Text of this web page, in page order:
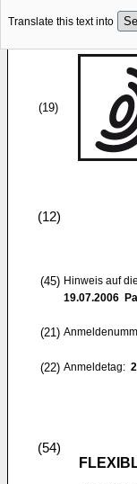
Translate this text into
(19)
(12)
(45) Hinweis auf
19.07.2006
(21)
(22) Anmeldetag:
(54)